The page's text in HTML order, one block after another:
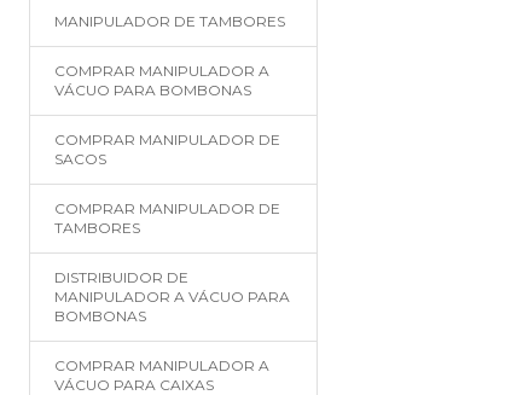
MANIPULADOR DE TAMBORES
COMPRAR MANIPULADOR A
VÁCUO PARA BOMBONAS
COMPRAR MANIPULADOR DE
SACOS
COMPRAR MANIPULADOR DE
TAMBORES
DISTRIBUIDOR DE
MANIPULADOR A VÁCUO PARA
BOMBONAS
COMPRAR MANIPULADOR A
VÁCUO PARA CAIXAS